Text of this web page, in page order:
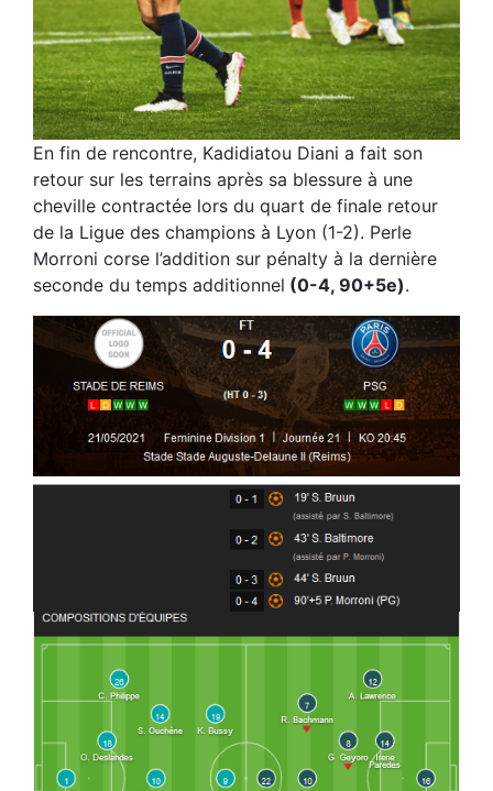
En fin de rencontre, Kadidiatou Diani a fait son
retour sur les terrains après sa blessure à une
cheville contractée lors du quart de finale retour
de la Ligue des champions à Lyon (1-2). Perle
Morroni corse l’addition sur pénalty à la dernière
seconde du temps additionnel (0-4, 90+5e).